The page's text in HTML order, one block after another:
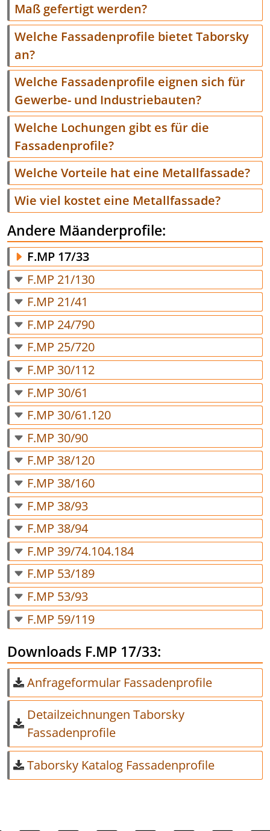
Maß gefertigt werden?
Welche Fassadenprofile bietet Taborsky
an?
Welche Fassadenprofile eignen sich für
Gewerbe- und Industriebauten?
Welche Lochungen gibt es für die
Fassadenprofile?
Welche Vorteile hat eine Metallfassade?
Wie viel kostet eine Metallfassade?
Andere Mäanderprofile:
F.MP 17/33
F.MP 21/130
F.MP 21/41
F.MP 24/790
F.MP 25/720
F.MP 30/112
F.MP 30/61
F.MP 30/61.120
F.MP 30/90
F.MP 38/120
F.MP 38/160
F.MP 38/93
F.MP 38/94
F.MP 39/74.104.184
F.MP 53/189
F.MP 53/93
F.MP 59/119
Downloads F.MP 17/33:
Anfrageformular Fassadenprofile
Detailzeichnungen Taborsky
Fassadenprofile
Taborsky Katalog Fassadenprofile